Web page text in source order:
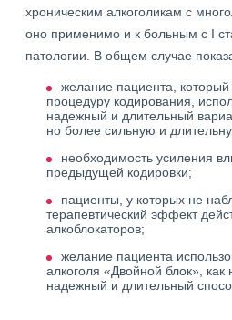
хроническим алкоголикам с
оно применимо и к больным с I
патологии. В общем случае
желание пациента,
процедуру кодирования,
надежный и длительный
но более сильную и
необходимость усиления
предыдущей кодировки;
пациенты, у которых не
терапевтический эффект
алкоблокаторов;
желание пациента
алкоголя «Двойной блок», как
надежный и длительный